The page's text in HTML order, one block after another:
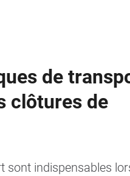
de
clôtures de
sont indispensables